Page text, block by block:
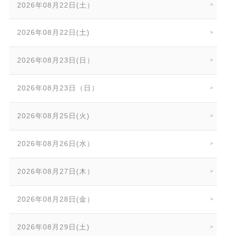
2026年08月22日(土）
2026年08月22日(土)
2026年08月23日(日）
2026年08月23日（日）
2026年08月25日(火)
2026年08月26日(水）
2026年08月27日(木）
2026年08月28日(金）
2026年08月29日(土)